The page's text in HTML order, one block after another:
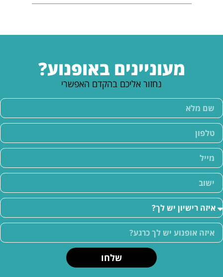
מעוניינים באופנוע?
נחזור אליכם בהקדם האפשרי
שלחו